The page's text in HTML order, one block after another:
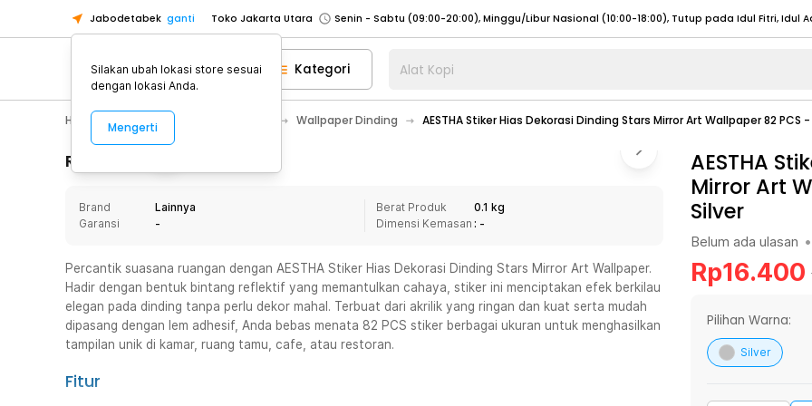
Jabodetabek ganti Toko Jakarta Utara
Toko Tangerang
Toko Cikupa
Pick n Go Jakarta Barat
Senin - Jumat (07:00 - 20:00), Sabtu - Minggu (08:00 - 20:00), Tutup pada Idul Fitri
Pick n Go Bekasi
Senin - Jumat (08:00 - 20:00), Sabtu - Minggu/ Libur Nasional (08:00 - 17:00) Selengkapnya
Senin - Jumat (08:00 - 20:00), Sabtu - Minggu/ Libur Nasional (08:00 - 17:00) Selengkapnya
Senin - Sabtu (09:00-20:00), Minggu/Libur Nasional (12:00-20:00), Tutup pada Idul Fitri
Senin - Sabtu (09:00-20:00), Minggu/Libur Nasional (12:00-20:00), Tutup pada Idul Fitri
Toko Tangerang
Toko Cikupa
Pick n Go Jakarta Barat
Senin - Jumat (07:00 - 20:00), Sabtu - Minggu (08:00 - 20:00), Tutup pada Idul Fitri
Pick n Go Bekasi
Senin - Jumat (08:00 - 20:00), Sabtu - Minggu/ Libur Nasional (08:00 - 17:00) Selengkapnya
Kategori Alat Kopi
Home Appliance Wallpaper Dinding AESTHA Stiker Hias Dekorasi Dinding Stars Mirror Art Wallpaper 82 PCS -
Rincian Produk
Brand
Lainnya
Garansi
-
Berat Produk
0.1 kg
Dimensi Kemasan : -
Percantik suasana ruangan dengan AESTHA Stiker Hias Dekorasi Dinding Stars Mirror Art Wallpaper.
Hadir dengan bentuk bintang reflektif yang memantulkan cahaya, stiker ini menciptakan efek berkilau
elegan pada dinding tanpa perlu dekor mahal. Terbuat dari akrilik yang ringan dan kuat serta mudah
dipasang dengan lem adhesif, Anda bebas menata 82 PCS stiker berbagai ukuran untuk menghasilkan
tampilan unik di kamar, ruang tamu, cafe, atau restoran.
Fitur
AESTHA
Mirror Art
Silver
Belum ada ulasan •
Rp16.400
Pilihan Warna:
Silver
Silakan ubah lokasi store sesuai
dengan lokasi Anda.
Mengerti